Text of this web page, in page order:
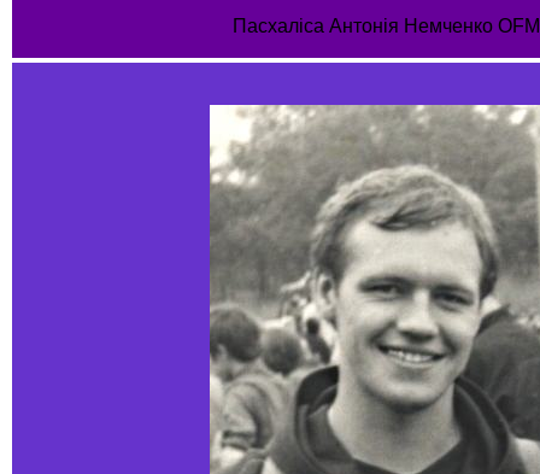
Пасхаліса Антонія Немченко OFM